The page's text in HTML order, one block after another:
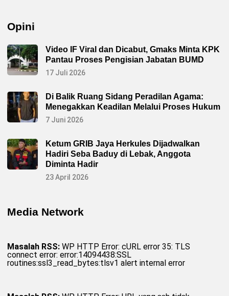
Opini
Video IF Viral dan Dicabut, Gmaks Minta KPK
Pantau Proses Pengisian Jabatan BUMD
17 Juli 2026
Di Balik Ruang Sidang Peradilan Agama:
Menegakkan Keadilan Melalui Proses Hukum
7 Juni 2026
Ketum GRIB Jaya Herkules Dijadwalkan
Hadiri Seba Baduy di Lebak, Anggota
Diminta Hadir
23 April 2026
Media Network
Masalah RSS: WP HTTP Error: cURL error 35: TLS
connect error: error:14094438:SSL
routines:ssl3_read_bytes:tlsv1 alert internal error